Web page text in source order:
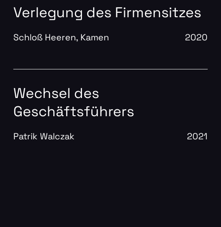
Verlegung des Firmensitzes
Schloß Heeren, Kamen 2020
Wechsel des
Geschäftsführers
Patrik Walczak 2021